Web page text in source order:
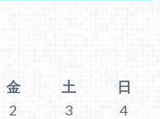
金 土
日
2 3
4